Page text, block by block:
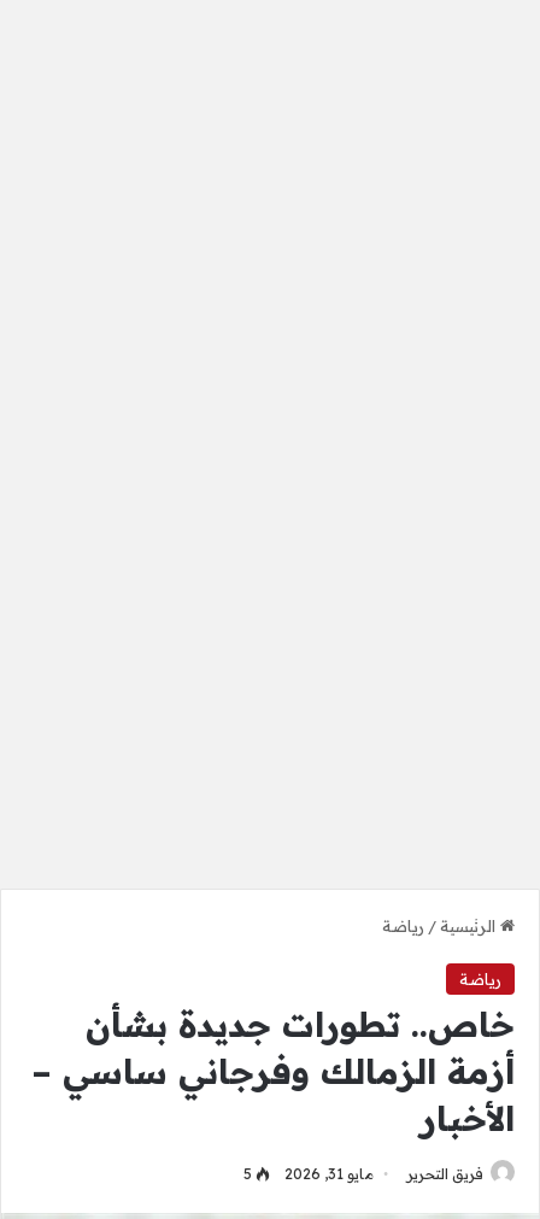
الرئيسية/ رياضة
رياضة
خاص.. تطورات جديدة بشأن
أزمة الزمالك وفرجاني ساسي –
الأخبار
فريق التحرير مايو 31, 2026 5